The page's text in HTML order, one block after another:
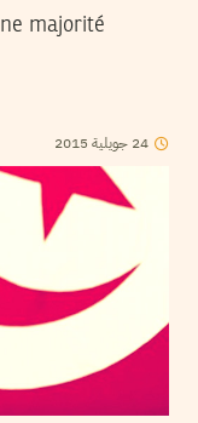
majorité
24 جويلية 2015